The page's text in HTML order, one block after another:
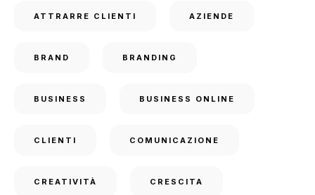
ATTRARRE CLIENTI AZIENDE
BRAND BRANDING
BUSINESS BUSINESS ONLINE
CLIENTI COMUNICAZIONE
CREATIVITÀ CRESCITA